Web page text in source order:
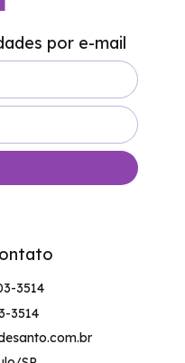
por e-mail
3514
3514